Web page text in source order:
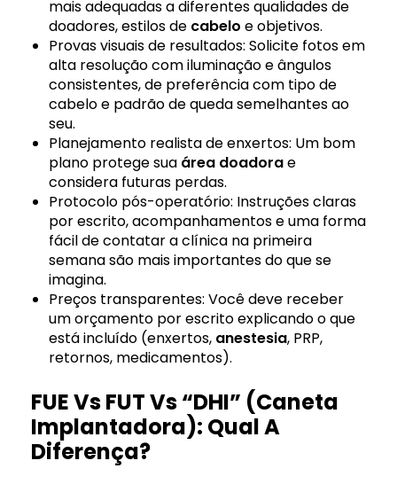
mais adequadas a diferentes qualidades de
doadores, estilos de cabelo e objetivos.
Provas visuais de resultados: Solicite fotos em
alta resolução com iluminação e ângulos
consistentes, de preferência com tipo de
cabelo e padrão de queda semelhantes ao
seu.
Planejamento realista de enxertos: Um bom
plano protege sua área doadorae
considera futuras perdas.
Protocolo pós-operatório: Instruções claras
por escrito, acompanhamentos e uma forma
fácil de contatar a clínica na primeira
semana são mais importantes do que se
imagina.
Preços transparentes: Você deve receber
um orçamento por escrito explicando o que
está incluído (enxertos, anestesia, PRP,
retornos, medicamentos).
FUE Vs FUT Vs “DHI” (Caneta
Implantadora): Qual A
Diferença?